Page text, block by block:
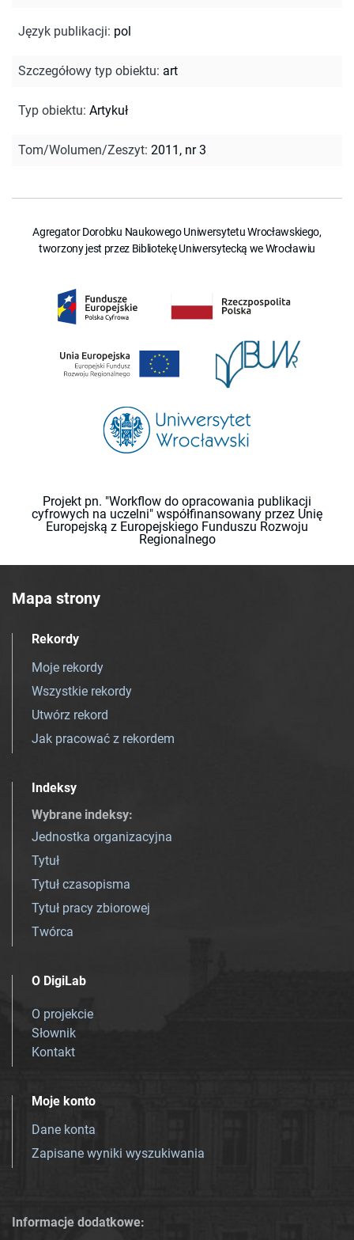
Język publikacji: pol
Szczegółowy typ obiektu: art
Typ obiektu: Artykuł
Tom/Wolumen/Zeszyt: 2011, nr 3
Agregator Dorobku Naukowego Uniwersytetu Wrocławskiego,
tworzony jest przez Bibliotekę Uniwersytecką we Wrocławiu
Projekt pn. "Workflow do opracowania publikacji
cyfrowych na uczelni" współfinansowany przez Unię
Europejską z Europejskiego Funduszu Rozwoju
Regionalnego
Mapa strony
Rekordy
Moje rekordy
Wszystkie rekordy
Utwórz rekord
Jak pracować z rekordem
Indeksy
Wybrane indeksy:
Jednostka organizacyjna
Tytuł
Tytuł czasopisma
Tytuł pracy zbiorowej
Twórca
O DigiLab
O projekcie
Słownik
Kontakt
Moje konto
Dane konta
Zapisane wyniki wyszukiwania
Informacje dodatkowe: